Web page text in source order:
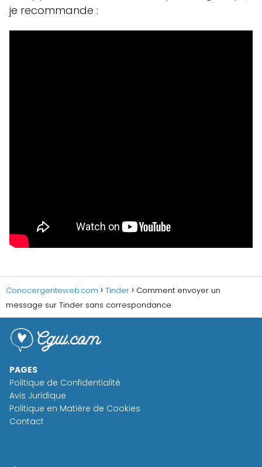
je recommande :
Conocergenteweb.com Tinder
Comment envoyer un
message sur Tinder sans correspondance
PAGES
Politique de Confidentialité
Avis Juridique
Politique en Matière de Cookies
Contact